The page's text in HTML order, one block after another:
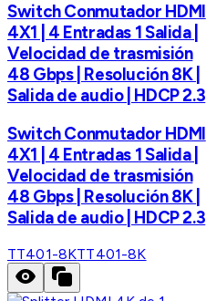
Switch Conmutador HDMI
4X1 | 4 Entradas 1 Salida |
Velocidad de trasmisión
48 Gbps | Resolución 8K |
Salida de audio | HDCP 2.3
Switch Conmutador HDMI
4X1 | 4 Entradas 1 Salida |
Velocidad de trasmisión
48 Gbps | Resolución 8K |
Salida de audio | HDCP 2.3
TT401-8KTT401-8K